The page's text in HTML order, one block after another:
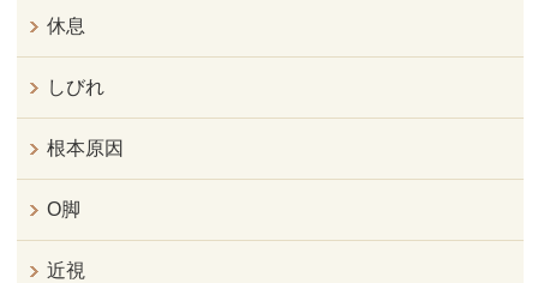
休息
しびれ
根本原因
O脚
近視